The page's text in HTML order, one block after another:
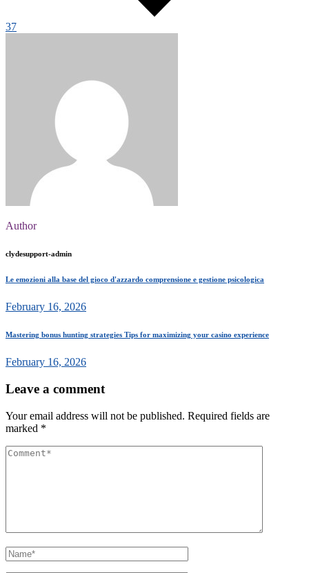
37
Author
clydesupport-admin
Le emozioni alla base del gioco d'azzardo comprensione e gestione psicologica
February 16, 2026
Mastering bonus hunting strategies Tips for maximizing your casino experience
February 16, 2026
Leave a comment
Your email address will not be published. Required fields are
marked *